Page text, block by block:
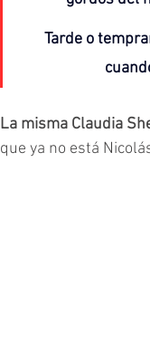
Tarde o
La misma Claudia
que ya no está